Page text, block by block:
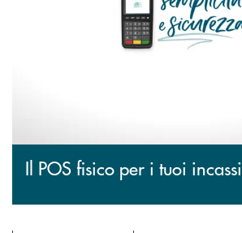
Il POS fisico per i tuoi incassi